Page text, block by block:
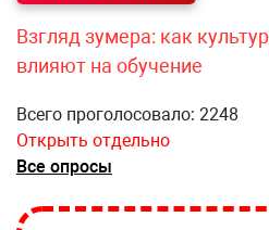
Взгляд зумера: как
влияют на обучение
Всего проголосовало: 2248
Открыть отдельно
Все опросы